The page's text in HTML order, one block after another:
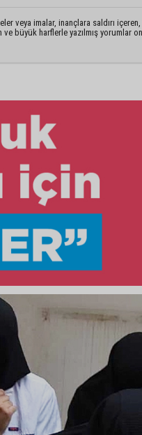
veya imalar, inançlara saldırı
büyük harflerle yazılmış yorumlar